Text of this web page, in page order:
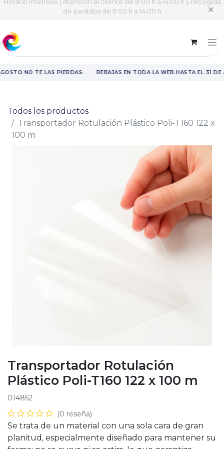
Horario intensivo | Atención al cliente de 8:00 h a 14:00 h y recogida
de pedidos de 9:00 h a 14:00 h
✕
·NO TE LAS PIERDAS· REBAJAS EN TODA LA WEB·HASTA EL 31 DE
Todos los productos
Transportador Rotulación Plástico Poli-T160 122 x
100 m
Transportador Rotulación
Plástico Poli-T160 122 x 100 m
014852
(0 reseña)
Se trata de un material con una sola cara de gran
planitud, especialmente diseñado para mantener su